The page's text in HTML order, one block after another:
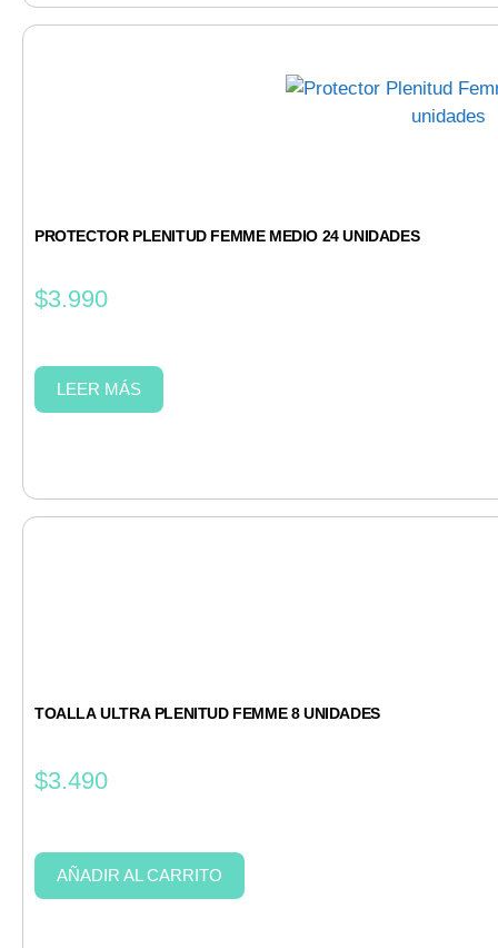
PROTECTOR PLENITUD FEMME MEDIO 24 UNIDADES
$3.990
LEER MÁS
TOALLA ULTRA PLENITUD FEMME 8 UNIDADES
$3.490
AÑADIR AL CARRITO